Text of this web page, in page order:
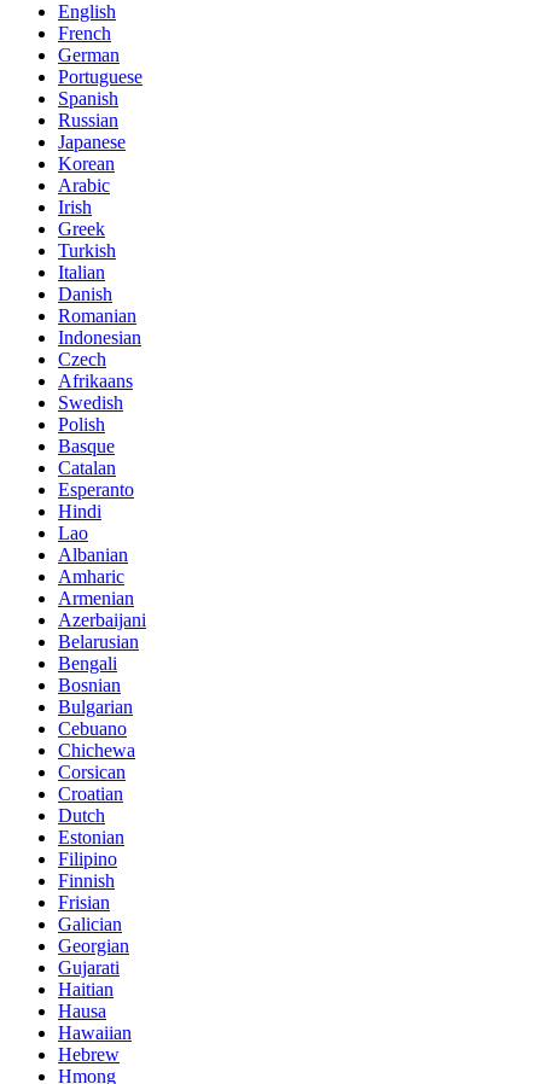
English
French
German
Portuguese
Spanish
Russian
Japanese
Korean
Arabic
Irish
Greek
Turkish
Italian
Danish
Romanian
Indonesian
Czech
Afrikaans
Swedish
Polish
Basque
Catalan
Esperanto
Hindi
Lao
Albanian
Amharic
Armenian
Azerbaijani
Belarusian
Bengali
Bosnian
Bulgarian
Cebuano
Chichewa
Corsican
Croatian
Dutch
Estonian
Filipino
Finnish
Frisian
Galician
Georgian
Gujarati
Haitian
Hausa
Hawaiian
Hebrew
Hmong